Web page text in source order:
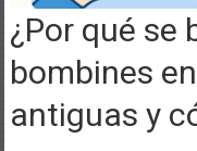
¿Por qué se
bombines
antiguas y